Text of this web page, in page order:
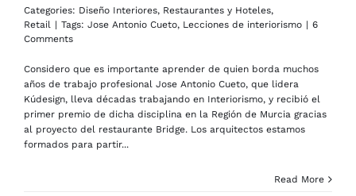
Categories: Diseño Interiores, Restaurantes y Hoteles,
Retail | Tags: Jose Antonio Cueto, Lecciones de interiorismo | 6
Comments
Considero que es importante aprender de quien borda muchos
años de trabajo profesional Jose Antonio Cueto, que lidera
Kúdesign, lleva décadas trabajando en Interiorismo, y recibió el
primer premio de dicha disciplina en la Región de Murcia gracias
al proyecto del restaurante Bridge. Los arquitectos estamos
formados para partir...
Read More